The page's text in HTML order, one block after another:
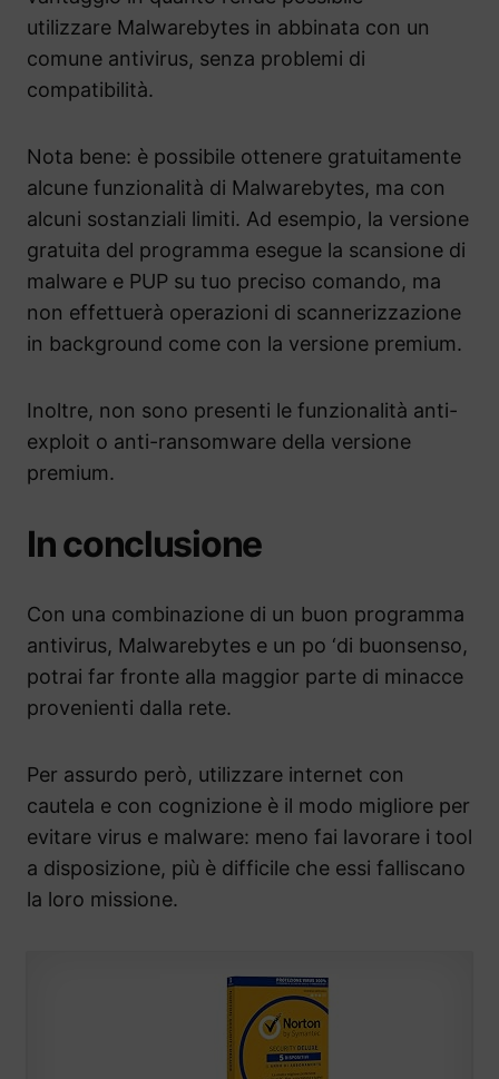
utilizzare Malwarebytes in abbinata con un
comune antivirus, senza problemi di
compatibilità.
Nota bene: è possibile ottenere gratuitamente
alcune funzionalità di Malwarebytes, ma con
alcuni sostanziali limiti. Ad esempio, la versione
gratuita del programma esegue la scansione di
malware e PUP su tuo preciso comando, ma
non effettuerà operazioni di scannerizzazione
in background come con la versione premium.
Inoltre, non sono presenti le funzionalità anti-
exploit o anti-ransomware della versione
premium.
In conclusione
Con una combinazione di un buon programma
antivirus, Malwarebytes e un po ‘di buonsenso,
potrai far fronte alla maggior parte di minacce
provenienti dalla rete.
Per assurdo però, utilizzare internet con
cautela e con cognizione è il modo migliore per
evitare virus e malware: meno fai lavorare i tool
a disposizione, più è difficile che essi falliscano
la loro missione.